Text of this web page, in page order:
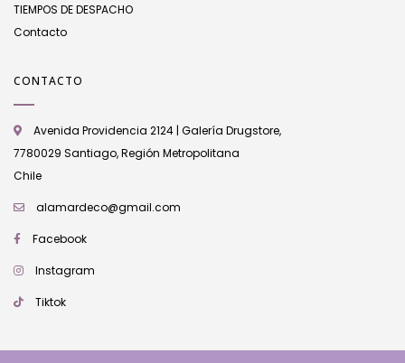
TIEMPOS DE DESPACHO
Contacto
CONTACTO
Avenida Providencia 2124 | Galería Drugstore,
7780029 Santiago, Región Metropolitana
Chile
alamardeco@gmail.com
Facebook
Instagram
Tiktok